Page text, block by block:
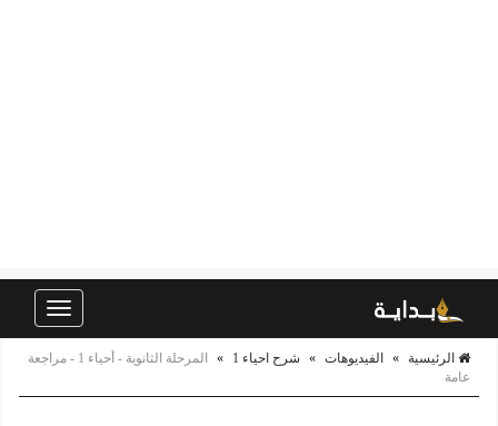
Toggle
الرئيسية » الفيديوهات » شرح احياء 1 »
المرحلة الثانوية - أحياء 1 - مراجعة
عامة